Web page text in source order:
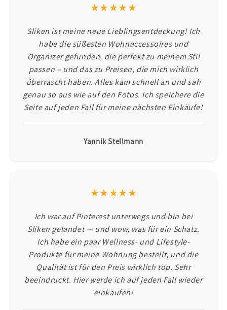
★★★★★
Sliken ist meine neue Lieblingsentdeckung! Ich
habe die süßesten Wohnaccessoires und
Organizer gefunden, die perfekt zu meinem Stil
passen – und das zu Preisen, die mich wirklich
überrascht haben. Alles kam schnell an und sah
genau so aus wie auf den Fotos. Ich speichere die
Seite auf jeden Fall für meine nächsten Einkäufe!
Yannik Stellmann
★★★★★
Ich war auf Pinterest unterwegs und bin bei
Sliken gelandet — und wow, was für ein Schatz.
Ich habe ein paar Wellness- und Lifestyle-
Produkte für meine Wohnung bestellt, und die
Qualität ist für den Preis wirklich top. Sehr
beeindruckt. Hier werde ich auf jeden Fall wieder
einkaufen!